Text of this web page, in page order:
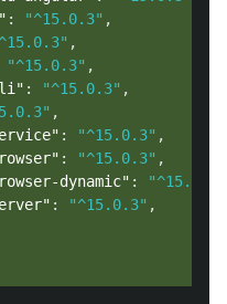
: "^15.0.3" ,
,
"^15.0.3" ,
: "^15.0.3" ,
,
: "^15.0.3" ,
: "^15.0.3" ,
dynamic" :
"^15.0.3"
: "^15.0.3" ,